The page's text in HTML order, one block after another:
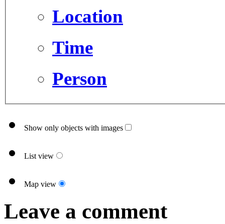
Location
Time
Person
Show only objects with images
List view
Map view
Leave a comment